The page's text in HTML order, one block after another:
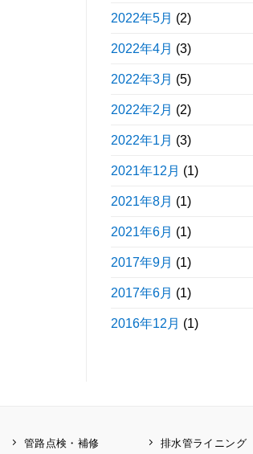
2022年5月 (2)
2022年4月 (3)
2022年3月 (5)
2022年2月 (2)
2022年1月 (3)
2021年12月 (1)
2021年8月 (1)
2021年6月 (1)
2017年9月 (1)
2017年6月 (1)
2016年12月 (1)
管路点検・補修 排水管ライニング